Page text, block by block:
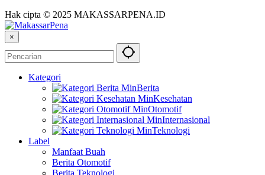
Hak cipta © 2025 MAKASSARPENA.ID
×
Kategori
Berita
Kesehatan
Otomotif
Internasional
Teknologi
Label
Manfaat Buah
Berita Otomotif
Berita Teknologi